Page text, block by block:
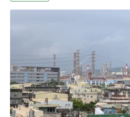
機環境權保障基金會昨日與國際
中心（CREA）、俄國環保組織
Urgewald共同舉辦記者會，發表
球最大俄羅斯輕油進口國，煤礦
清潔空氣研究中心（CREA）歐
團隊主管艾薩克・